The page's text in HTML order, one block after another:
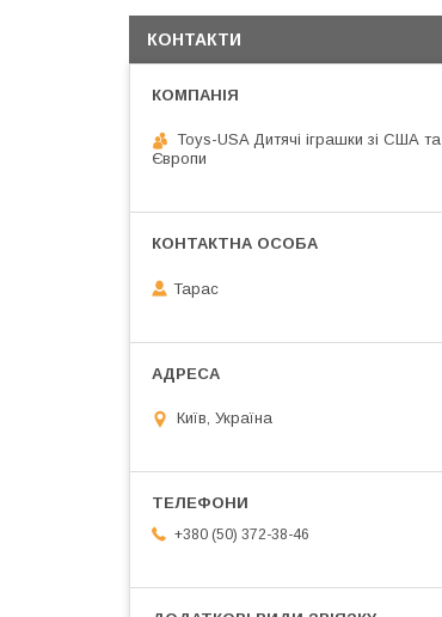
КОНТАКТИ
Toys-USA Дитячі іграшки зі США та
Європи
Тарас
Київ, Україна
+380 (50) 372-38-46